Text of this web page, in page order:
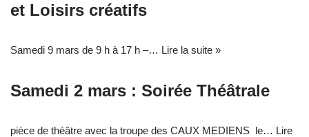
et Loisirs créatifs
Samedi 9 mars de 9 h à 17 h –… Lire la suite »
Samedi 2 mars : Soirée Théâtrale
pièce de théâtre avec la troupe des CAUX MEDIENS le… Lire